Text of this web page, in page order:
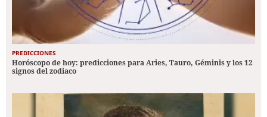
PREDICCIONES
Horóscopo de hoy: predicciones para Aries, Tauro, Géminis y los 12
signos del zodiaco